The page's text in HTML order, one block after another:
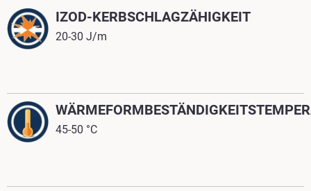
IZOD-KERBSCHLAGZÄHIGKEIT
20-30 J/m
45-50 °C